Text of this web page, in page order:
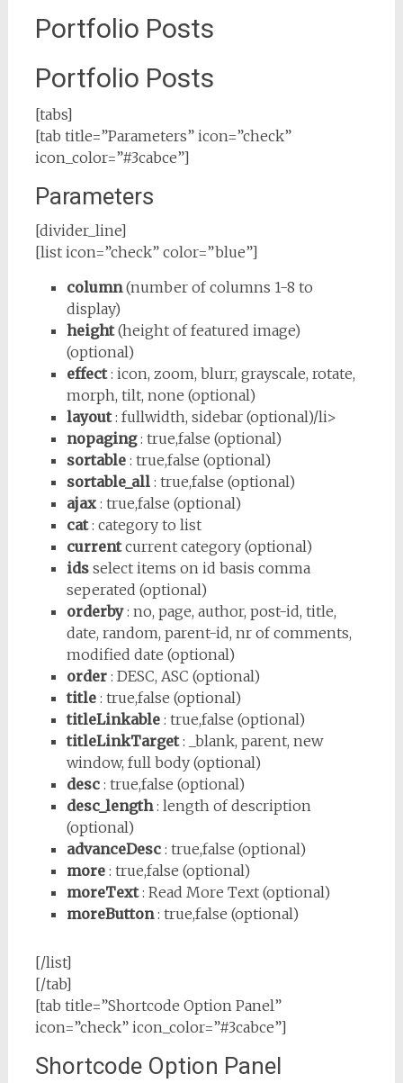
Portfolio Posts
Portfolio Posts
[tabs]
[tab title=”Parameters” icon=”check”
icon_color=”#3cabce”]
Parameters
[divider_line]
[list icon=”check” color=”blue”]
column(number of columns 1-8 to
display)
height(height of featured image)
(optional)
effect: icon, zoom, blurr, grayscale, rotate,
morph, tilt, none (optional)
layout: fullwidth, sidebar (optional)/li>
nopaging: true,false (optional)
sortable: true,false (optional)
sortable_all: true,false (optional)
ajax: true,false (optional)
cat: category to list
currentcurrent category (optional)
idsselect items on id basis comma
seperated (optional)
orderby: no, page, author, post-id, title,
date, random, parent-id, nr of comments,
modified date (optional)
order: DESC, ASC (optional)
title: true,false (optional)
titleLinkable: true,false (optional)
titleLinkTarget: _blank, parent, new
window, full body (optional)
desc: true,false (optional)
desc_length: length of description
(optional)
advanceDesc: true,false (optional)
more: true,false (optional)
moreText: Read More Text (optional)
moreButton: true,false (optional)
[/list]
[/tab]
[tab title=”Shortcode Option Panel”
icon=”check” icon_color=”#3cabce”]
Shortcode Option Panel